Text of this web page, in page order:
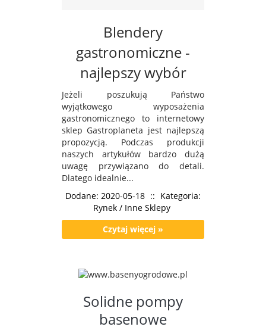
Blendery
gastronomiczne -
najlepszy wybór
Jeżeli poszukują Państwo
wyjątkowego wyposażenia
gastronomicznego to internetowy
sklep Gastroplaneta jest najlepszą
propozycją. Podczas produkcji
naszych artykułów bardzo dużą
uwagę przywiązano do detali.
Dlatego idealnie...
Dodane: 2020-05-18 :: Kategoria:
Rynek / Inne Sklepy
Czytaj więcej »
Solidne pompy
basenowe